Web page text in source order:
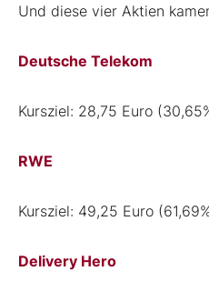
Und diese vier Aktien
Deutsche Telekom
Kursziel: 28,75 Euro
RWE
Kursziel: 49,25 Euro
Delivery Hero